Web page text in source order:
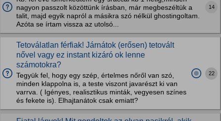
nagyon passzolt közöttünk írásban, már megbeszéltük a
talit, majd egyik napról a másikra szó nélkül ghostingoltam.
Azóta se írtam vissza az utolsó...
14
Tetoválatlan férfiak! Járnátok (erősen) tetovált
nővel vagy ez instant kizáró ok lenne
számotokra?
Tegyük fel, hogy egy szép, értelmes nőről van szó,
minden klappolna is, a teste viszont javarészt ki van
varrva. ( Igényes, realisztikus minták, vegyesen színes
és fekete is). Elhajtanátok csak emiatt?
22